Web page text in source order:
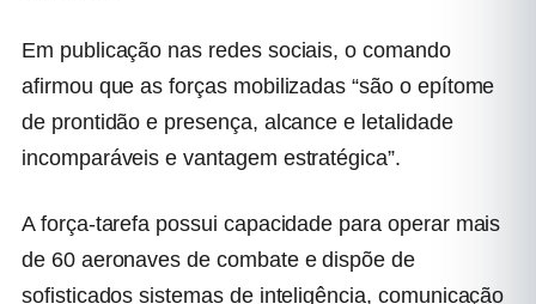
Em publicação nas redes sociais, o comando
afirmou que as forças mobilizadas “são o epítome
de prontidão e presença, alcance e letalidade
incomparáveis e vantagem estratégica”.
A força-tarefa possui capacidade para operar mais
de 60 aeronaves de combate e dispõe de
sofisticados sistemas de inteligência, comunicação